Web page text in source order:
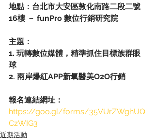
地點：台北市大安區敦化南路二段二號
16樓 － funPro 數位行銷研究院
主題：
1. 玩轉數位媒體，精準抓住目標族群眼
球
2. 兩岸爆紅APP新氧醫美O2O行銷
報名連結網址：
https://goo.gl/forms/35VUrZWghUQ
CzWIG3
近期活動